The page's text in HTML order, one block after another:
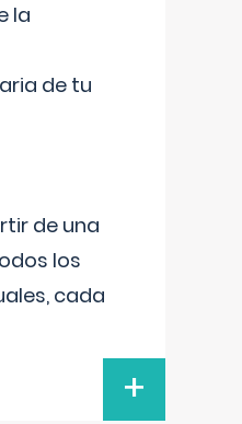
la
de tu
de una
los
cada
+